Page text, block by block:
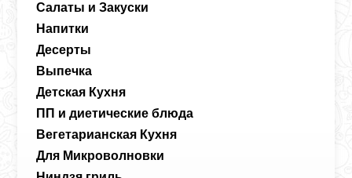
Салаты и Закуски
Напитки
Десерты
Выпечка
Детская Кухня
ПП и диетические блюда
Вегетарианская Кухня
Для Микроволновки